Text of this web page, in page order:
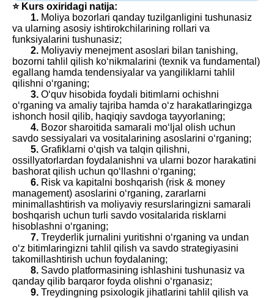
⭐️ Kurs oxiridagi natija:
1. Moliya bozorlari qanday tuzilganligini tushunasiz
va ularning asosiy ishtirokchilarining rollari va
funksiyalarini tushunasiz;
2. Moliyaviy menejment asoslari bilan tanishing,
bozorni tahlil qilish ko‘nikmalarini (texnik va fundamental)
egallang hamda tendensiyalar va yangiliklarni tahlil
qilishni o‘rganing;
3. O‘quv hisobida foydali bitimlarni ochishni
o‘rganing va amaliy tajriba hamda o‘z harakatlaringizga
ishonch hosil qilib, haqiqiy savdoga tayyorlaning;
4. Bozor sharoitida samarali mo‘ljal olish uchun
savdo sessiyalari va vositalarining asoslarini o‘rganing;
5. Grafiklarni o‘qish va talqin qilishni,
ossillyatorlardan foydalanishni va ularni bozor harakatini
bashorat qilish uchun qo‘llashni o‘rganing;
6. Risk va kapitalni boshqarish (risk & money
management) asoslarini o‘rganing, zararlarni
minimallashtirish va moliyaviy resurslaringizni samarali
boshqarish uchun turli savdo vositalarida risklarni
hisoblashni o‘rganing;
7. Treyderlik jurnalini yuritishni o‘rganing va undan
o‘z bitimlaringizni tahlil qilish va savdo strategiyasini
takomillashtirish uchun foydalaning;
8. Savdo platformasining ishlashini tushunasiz va
qanday qilib barqaror foyda olishni o‘rganasiz;
9. Treydingning psixologik jihatlarini tahlil qilish va